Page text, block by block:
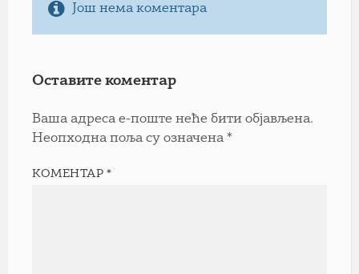
Још нема коментара
Оставите коментар
Ваша адреса е-поште неће бити објављена.
Неопходна поља су означена *
КОМЕНТАР*